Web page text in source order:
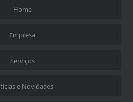
Home
Empresa
Serviços
e Novidades